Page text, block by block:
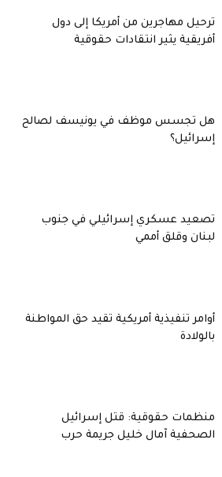
ترحيل مهاجرين من أمريكا إلى دول
أفريقية يثير انتقادات حقوقية
هل تجسس موظف في يونيسف لصالح
إسرائيل؟
تصعيد عسكري إسرائيلي في جنوب
لبنان وقلق أممي
أوامر تنفيذية أمريكية تقيد حق المواطنة
بالولادة
منظمات حقوقية: قتل إسرائيل
الصحفية آمال خليل جريمة حرب